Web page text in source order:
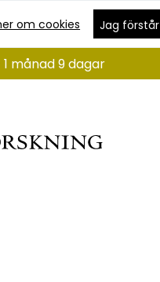
om cookies Jag förstår
månad 9 dagar